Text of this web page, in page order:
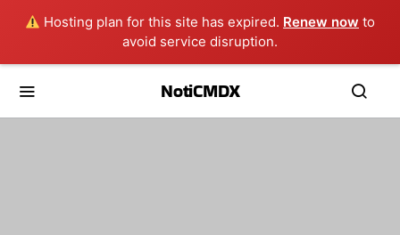
Hosting plan for this site has expired. Renew now to
avoid service disruption.
NotiCMDX